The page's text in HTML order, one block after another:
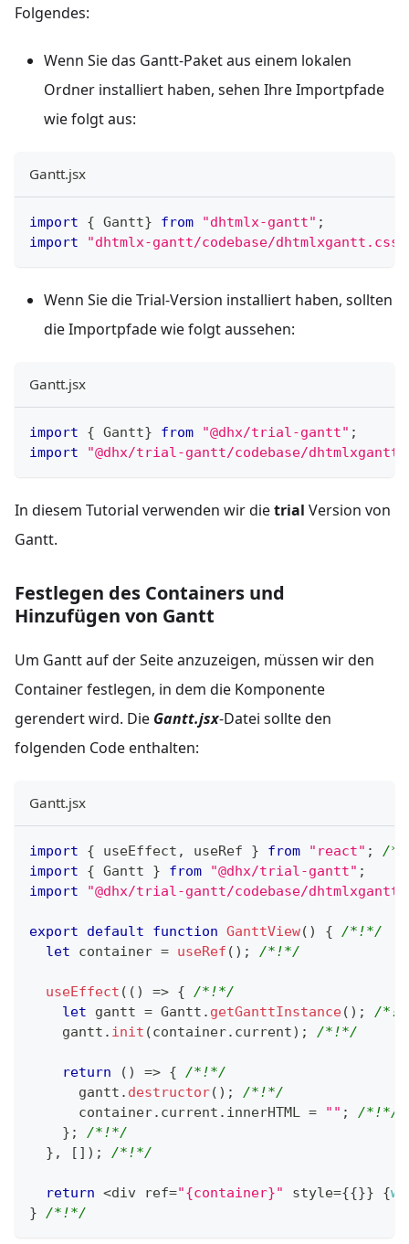
Folgendes:
Wenn Sie das Gantt-Paket aus einem lokalen
Ordner installiert haben, sehen Ihre Importpfade
wie folgt aus:
Gantt.jsx
import { Gantt} from "dhtmlx-gantt" ;
import
"dhtmlx-gantt/codebase/dhtmlxgantt.css"
Wenn Sie die Trial-Version installiert haben, sollten
die Importpfade wie folgt aussehen:
Gantt.jsx
import { Gantt} from "@dhx/trial-gantt" ;
import
"@dhx/trial-gantt/codebase/
In diesem Tutorial verwenden wir dietrial Version von
Gantt.
Festlegen des Containers und
Hinzufügen von Gantt
Um Gantt auf der Seite anzuzeigen, müssen wir den
Container festlegen, in dem die Komponente
gerendert wird. Die Gantt.jsx-Datei sollte den
folgenden Code enthalten:
Gantt.jsx
import { useEffect , useRef } from "react" ;
/
import
{ Gantt } from "@dhx/trial-gantt" ;
import
"@dhx/trial-gantt/codebase/
export default function GanttView( ) { /*!*/
let container = useRef ( ) ; /*!*/
useEffect ( ( ) => { /*!*/
let gantt = Gantt . getGanttInstance( ) ;
/
    gantt
. init (container. current) ; /*!*/
return ( ) => { /*!*/
      gantt
. destructor( ) ;
/*!*/
      container
. current . innerHTML = "" ;
/*!*/
} ;
/*!*/
} , [ ] ) ; /*!*/
return <div ref="{container}" style={{}} {
} /*!*/